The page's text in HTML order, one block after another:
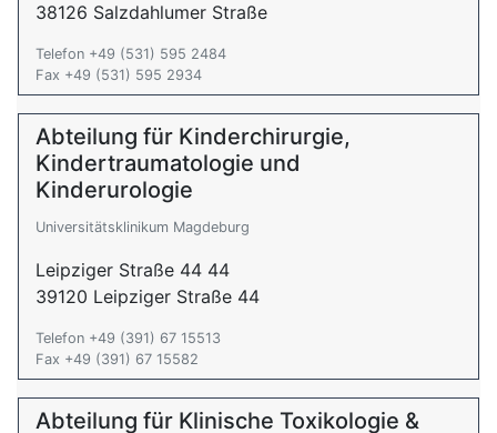
38126 Salzdahlumer Straße
Telefon +49 (531) 595 2484
Fax +49 (531) 595 2934
Abteilung für Kinderchirurgie,
Kindertraumatologie und
Kinderurologie
Universitätsklinikum Magdeburg
Leipziger Straße 44 44
39120 Leipziger Straße 44
Telefon +49 (391) 67 15513
Fax +49 (391) 67 15582
Abteilung für Klinische Toxikologie &